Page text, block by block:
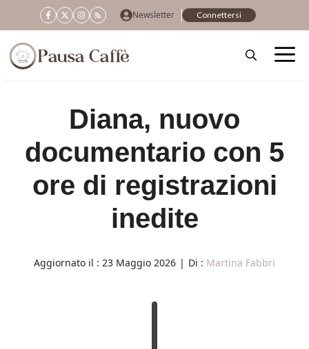
al
contenuto
Newsletter Connettersi
Diana, nuovo
documentario con 5
ore di registrazioni
inedite
Aggiornato il : 23 Maggio 2026 | Di : Martina Fabbri